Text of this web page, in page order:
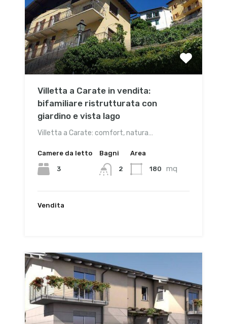
Villetta a Carate in vendita:
bifamiliare ristrutturata con
giardino e vista lago
Villetta a Carate: comfort, natura…
Camere da letto
3
Bagni
2
Area
180 mq
Vendita